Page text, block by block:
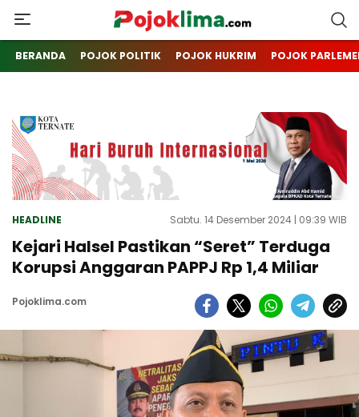
pojoklima.com
Mojokin
BERANDA POJOK POLITIK POJOK HUKRIM POJOK
HEADLINE Sabtu. 14 Desember 2024 | 09:39 WIB
Kejari Halsel Pastikan “Seret” Terduga
Korupsi Anggaran PAPPJ Rp 1,4 Miliar
Pojoklima.com